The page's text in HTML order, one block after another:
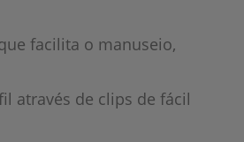
facilita o manuseio,
através de clips de fácil